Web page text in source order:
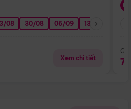
08 30/08 06/09 13/09
Xem chi tiết